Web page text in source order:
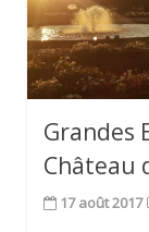
Grandes
Château
17 août 2017